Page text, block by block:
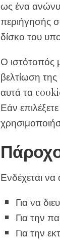
ως ένα
περιήγησής
δίσκο του
Ο ιστότοπός
βελτίωση της
αυτά τα
Εάν
Ενδέχεται να
Για να
Για την
Για την